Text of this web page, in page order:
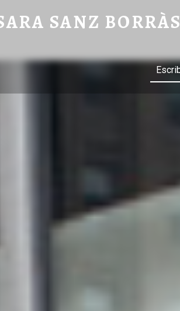
SANZ BORRÀS